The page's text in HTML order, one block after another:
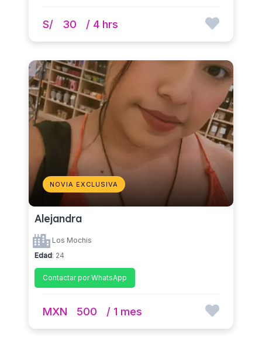
S/ 30 / 4 hrs
NOVIA EXCLUSIVA
Alejandra
Los Mochis
Edad: 24
Contactar por WhatsApp
MXN 500 / 1 mes